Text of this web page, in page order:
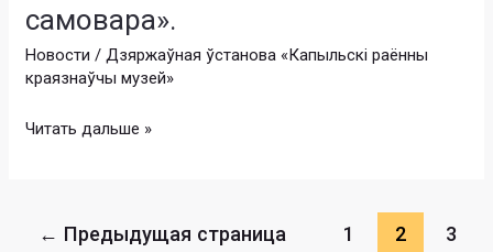
история
Копыльщины».
самовара».
Новости /Дзяржаўная ўстанова «Капыльскі раённы
краязнаўчы музей»
традиционного
районного
мероприятия
музеем
экспозиция
Читать дальше »
← Предыдущая страница 1 2 3